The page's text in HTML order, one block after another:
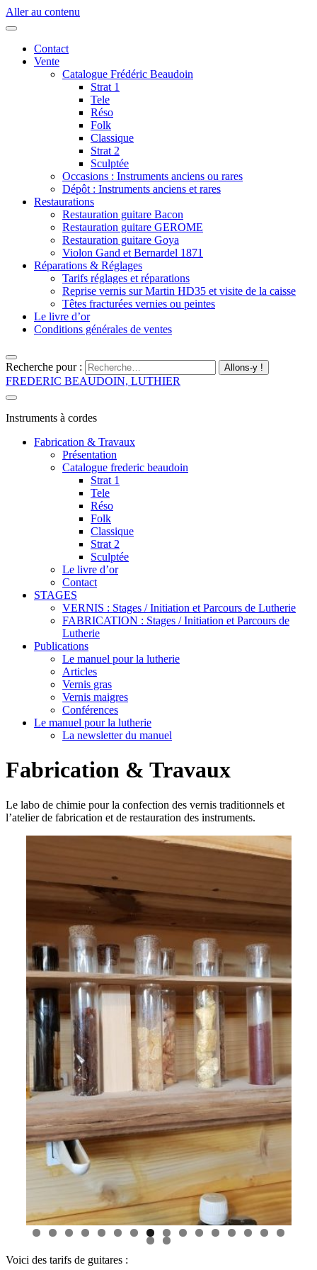
Aller au contenu
Contact
Vente
Catalogue Frédéric Beaudoin
Strat 1
Tele
Réso
Folk
Classique
Strat 2
Sculptée
Occasions : Instruments anciens ou rares
Dépôt : Instruments anciens et rares
Restaurations
Restauration guitare Bacon
Restauration guitare GEROME
Restauration guitare Goya
Violon Gand et Bernardel 1871
Réparations & Réglages
Tarifs réglages et réparations
Reprise vernis sur Martin HD35 et visite de la caisse
Têtes fracturées vernies ou peintes
Le livre d’or
Conditions générales de ventes
Recherche pour :
FREDERIC BEAUDOIN, LUTHIER
Instruments à cordes
Fabrication & Travaux
Présentation
Catalogue frederic beaudoin
Strat 1
Tele
Réso
Folk
Classique
Strat 2
Sculptée
Le livre d’or
Contact
STAGES
VERNIS : Stages / Initiation et Parcours de Lutherie
FABRICATION : Stages / Initiation et Parcours de
Lutherie
Publications
Le manuel pour la lutherie
Articles
Vernis gras
Vernis maigres
Conférences
Le manuel pour la lutherie
La newsletter du manuel
Fabrication & Travaux
Le labo de chimie pour la confection des vernis traditionnels et
l’atelier de fabrication et de restauration des instruments.
Voici des tarifs de guitares :